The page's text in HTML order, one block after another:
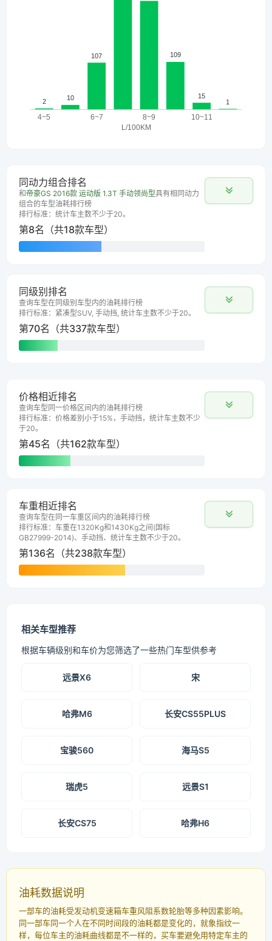
同动力组合排名
和 帝豪GS 2016款 运动版 1.3T 手动领尚型具有相同动力
组合的车型油耗排行榜
排行标准：统计车主数不少于20。
第8名（共18款车型）
同级别排名
查询车型在同级别车型内的油耗排行榜
排行标准：紧凑型SUV, 手动挡, 统计车主数不少于20。
第70名（共337款车型）
价格相近排名
查询车型同一价格区间内的油耗排行榜
排行标准：价格差别小于15%，手动挡，统计车主数不少
于20。
第45名（共162款车型）
车重相近排名
查询车型在同一车重区间内的油耗排行榜
排行标准：车重在1320Kg和1430Kg之间(国标
GB27999-2014)、手动挡、统计车主数不少于20。
第136名（共238款车型）
相关车型推荐
根据车辆级别和车价为您筛选了一些热门车型供参考
远景X6 宋
哈弗M6 长安CS55PLUS
宝骏560 海马S5
瑞虎5 远景S1
长安CS75 哈弗H6
油耗数据说明
一部车的油耗受发动机变速箱车重风阻系数轮胎等多种因素影响。
同一部车同一个人在不同时间段的油耗都是变化的，就象指纹一
样，每位车主的油耗曲线都是不一样的，买车要避免用特定车主的